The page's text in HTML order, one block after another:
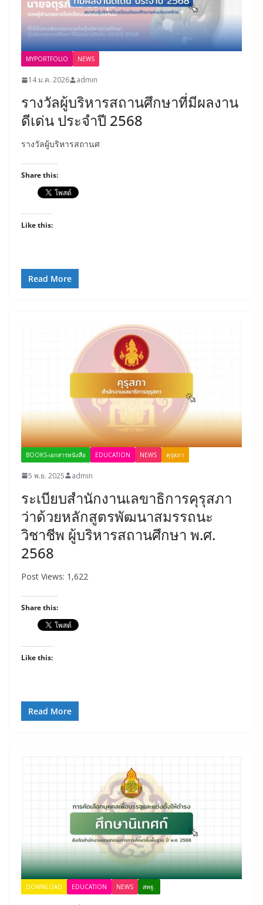
MYPORTFOLIO NEWS
14 ม.ค. 2026 admin
รางวัลผู้บริหารสถานศึกษาที่มีผลงาน
ดีเด่น ประจำปี 2568
รางวัลผู้บริหารสถานศ
Share this:
Like this:
Read More
BOOKS-เอกสารหนังสือ EDUCATION NEWS คุรุสภา
5 พ.ย. 2025 admin
ระเบียบสำนักงานเลขาธิการคุรุสภา
ว่าด้วยหลักสูตรพัฒนาสมรรถนะ
วิชาชีพ ผู้บริหารสถานศึกษา พ.ศ.
2568
Post Views: 1,622
Share this:
Like this:
Read More
DOWNLOAD EDUCATION NEWS สพฐ.